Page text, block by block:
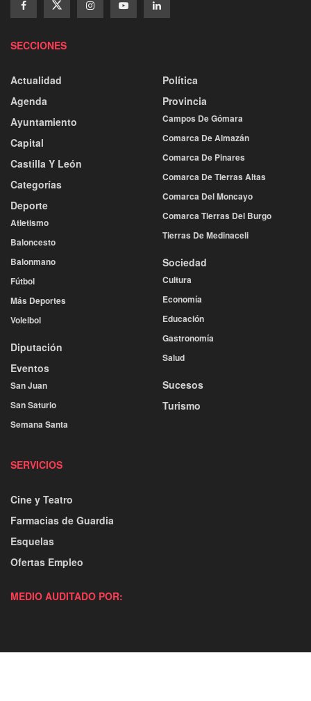
SECCIONES
Actualidad
Agenda
Ayuntamiento
Capital
Castilla Y León
Categorías
Deporte
Atletismo
Baloncesto
Balonmano
Fútbol
Más Deportes
Voleibol
Diputación
Eventos
San Juan
San Saturio
Semana Santa
Política
Provincia
Campos De Gómara
Comarca De Almazán
Comarca De Pinares
Comarca De Tierras Altas
Comarca Del Moncayo
Comarca Tierras Del Burgo
Tierras De Medinaceli
Sociedad
Cultura
Economía
Educación
Gastronomía
Salud
Sucesos
Turismo
SERVICIOS
Cine y Teatro
Farmacias de Guardia
Esquelas
Ofertas Empleo
MEDIO AUDITADO POR: